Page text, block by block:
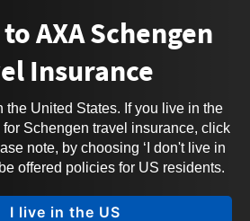
AXA Schengen
Insurance
the United States. If you live in the
Schengen travel insurance, click
note, by choosing ‘I don't live in
offered policies for US residents.
I live in the US